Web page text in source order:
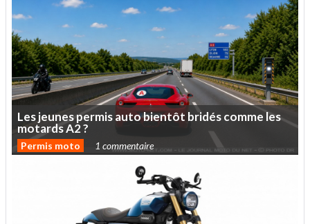
Lesjeunespermisautobientôt bridéscommeles
motardsA2?
Permis moto 1 commentaire